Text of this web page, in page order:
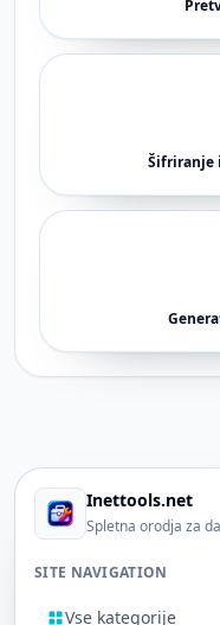
Šifriranje
Inettools.net
Spletna orodja za
SITE NAVIGATION
Vse kategorije